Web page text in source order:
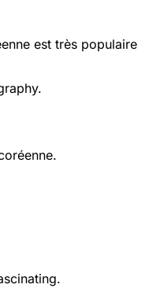
est très populaire